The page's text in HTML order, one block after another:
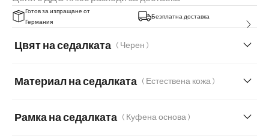
Готов за изпращане от
Германия
Безплатна доставка
Цвят на седалката ( Черен )
Материал на седалката ( Естествена кожа )
Рамка на седалката ( Куфена основа )